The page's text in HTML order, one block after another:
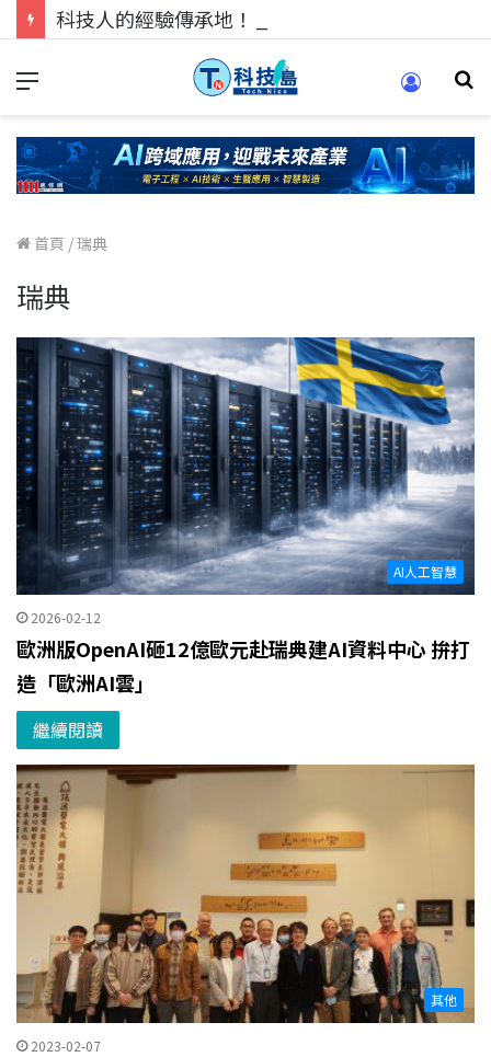
首頁 /瑞典
瑞典
AI人工智慧
2026-02-12
歐洲版OpenAI砸12億歐元赴瑞典建AI資料中心 拚打
造「歐洲AI雲」
繼續閱讀
其他
2023-02-07